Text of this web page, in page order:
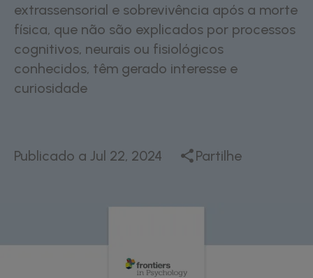
extrassensorial e sobrevivência após a morte
física, que não são explicados por processos
cognitivos, neurais ou fisiológicos
conhecidos, têm gerado interesse e
curiosidade
Publicado a Jul 22, 2024 Partilhe